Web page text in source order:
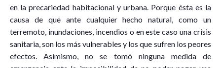
en la precariedad habitacional y urbana. Porque ésta es la
causa de que ante cualquier hecho natural, como un
terremoto, inundaciones, incendios o en este caso una crisis
sanitaria, son los más vulnerables y los que sufren los peores
efectos. Asimismo, no se tomó ninguna medida de